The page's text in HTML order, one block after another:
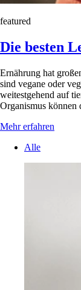
featured
Die besten
Ernährung hat
sind vegane oder
weitestgehend auf
Organismus können
Mehr erfahren
Alle